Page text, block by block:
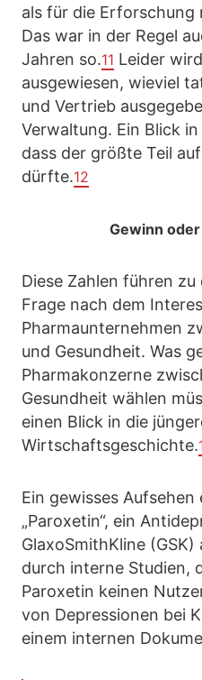
als für die Erforschung
Das war in der Regel
Jahren so.11 Leider
ausgewiesen, wieviel
und Vertrieb
Verwaltung. Ein Blick
dass der größte Teil
dürfte.12
Gewinn
Diese Zahlen führen
Frage nach dem
Pharmaunternehmen
und Gesundheit. Was
Pharmakonzerne
Gesundheit wählen
einen Blick in die
Wirtschaftsgeschichte.
Ein gewisses Aufsehen
„Paroxetin“, ein
GlaxoSmithKline (GSK)
durch interne Studien,
Paroxetin keinen
von Depressionen bei
einem internen